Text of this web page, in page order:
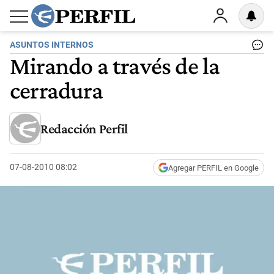
ASUNTOS INTERNOS
Mirando a través de la
cerradura
Redacción Perfil
07-08-2010 08:02 Agregar PERFIL en Google